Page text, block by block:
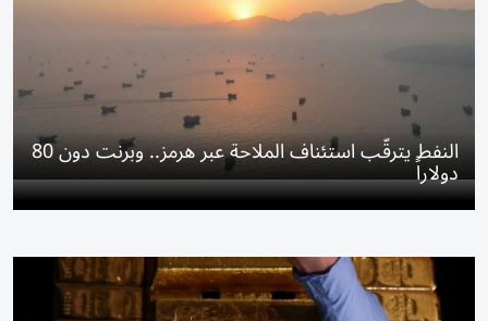
النفط يترقّب استئناف الملاحة عبر هرمز.. وبرنت دون 80
دولاراً